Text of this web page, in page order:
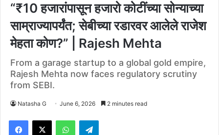
“₹10 हजारांपासून हजारो कोटींच्या सोन्याच्या
साम्राज्यापर्यंत; सेबीच्या रडारवर आलेले राजेश
मेहता कोण?” | Rajesh Mehta
From a garage startup to a global gold empire,
Rajesh Mehta now faces regulatory scrutiny
from SEBI.
Natasha G June 6, 2026 2 minutes read
Facebook
X WhatsAppTelegram